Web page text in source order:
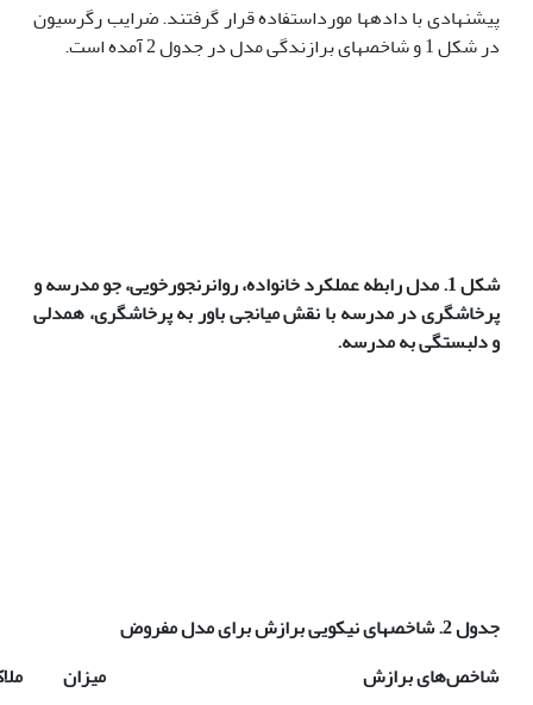
پیشنهادی با داده­ها مورداستفاده قرار گرفتند. ضرایب رگرسیون
در شکل 1 و شاخص­های برازندگی مدل در جدول 2 آمده است.
شکل 1. مدل رابطه عملکرد خانواده، روان­رنجورخویی، جو مدرسه و
پرخاشگری در مدرسه با نقش میانجی باور به پرخاشگری، همدلی
و دلبستگی به مدرسه.
جدول 2. شاخص­های نیکویی برازش برای مدلمفروض
شاخص‌های برازش
میزان